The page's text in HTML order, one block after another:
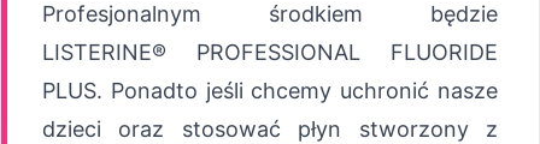
Profesjonalnym środkiem będzie
LISTERINE® PROFESSIONAL FLUORIDE
PLUS. Ponadto jeśli chcemy uchronić nasze
dzieci oraz stosować płyn stworzony z